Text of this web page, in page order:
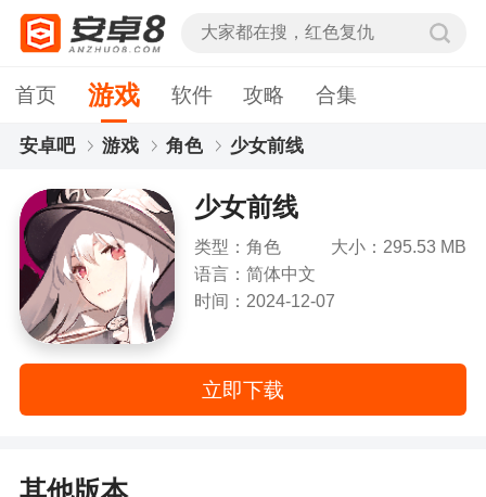
首页 游戏 软件 攻略 合集
安卓吧 游戏 角色 少女前线
少女前线
类型：角色
大小：295.53 MB
语言：简体中文
时间：2024-12-07
立即下载
其他版本